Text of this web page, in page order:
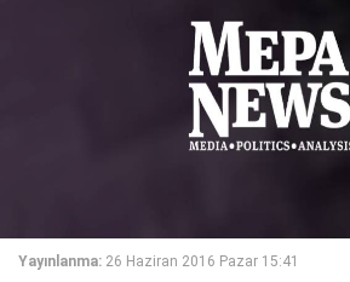
Yayınlanma: 26 Haziran 2016 Pazar 15:41